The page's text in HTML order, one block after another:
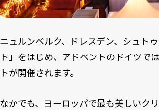
ニュルンベルク、ドレスデン、シュト
ト」をはじめ、アドベントのドイツで
トが開催されます。
なかでも、ヨーロッパで最も美しいク